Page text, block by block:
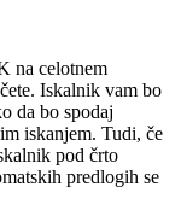
na celotnem
Iskalnik vam bo
da bo spodaj
iskanjem. Tudi, če
pod črto
predlogih se